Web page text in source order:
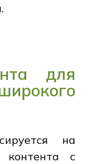
для
на
контента с